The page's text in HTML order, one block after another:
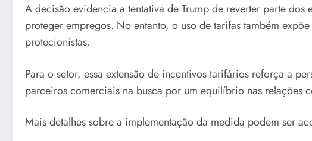
A decisão evidencia a tentativa de Trump de reverter parte
proteger empregos. No entanto, o uso de tarifas também
protecionistas.
Para o setor, essa extensão de incentivos tarifários reforça a
parceiros comerciais na busca por um equilíbrio nas relações
Mais detalhes sobre a implementação da medida podem ser